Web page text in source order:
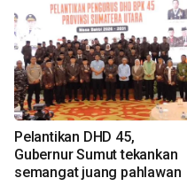
Pelantikan DHD 45,
Gubernur Sumut tekankan
semangat juang pahlawan